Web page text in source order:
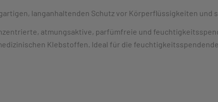
langanhaltenden Schutz vor Körperflüssigkeiten und
atmungsaktive, parfümfreie und
Klebstoffen. Ideal für die